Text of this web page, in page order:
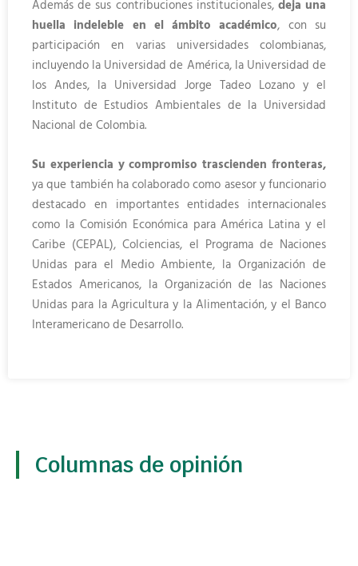
Además de sus contribuciones institucionales,deja una
huella indeleble en el ámbito académico, con su
participación en varias universidades colombianas,
incluyendo la Universidad de América, la Universidad de
los Andes, la Universidad Jorge Tadeo Lozano y el
Instituto de Estudios Ambientales de la Universidad
Nacional de Colombia.
Su experiencia y compromiso trascienden fronteras,
ya que también ha colaborado como asesor y funcionario
destacado en importantes entidades internacionales
como la Comisión Económica para América Latina y el
Caribe (CEPAL), Colciencias, el Programa de Naciones
Unidas para el Medio Ambiente, la Organización de
Estados Americanos, la Organización de las Naciones
Unidas para la Agricultura y la Alimentación, y el Banco
Interamericano de Desarrollo.
Columnas de opinión